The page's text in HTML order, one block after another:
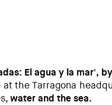
El agua y la mar',
the Tarragona
water and the sea.